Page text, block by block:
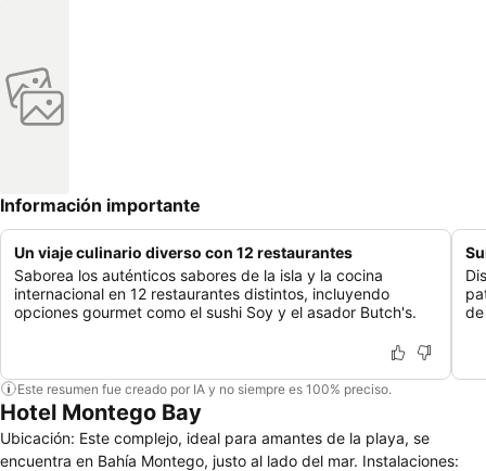
Información importante
Un viaje culinario diverso con 12 restaurantes
Saborea los auténticos sabores de la isla y la cocina
internacional en 12 restaurantes distintos, incluyendo
opciones gourmet como el sushi Soy y el asador Butch's.
Este resumen fue creado por IA y no siempre es 100% preciso.
Hotel Montego Bay
Ubicación: Este complejo, ideal para amantes de la playa, se
encuentra en Bahía Montego, justo al lado del mar. Instalaciones: